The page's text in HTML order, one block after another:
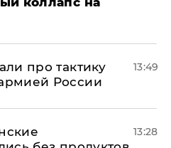
про тактику
России
13:49
13:28